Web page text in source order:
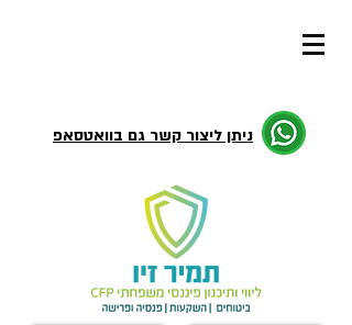
ניתן ליצור קשר גם בוואטסאפ